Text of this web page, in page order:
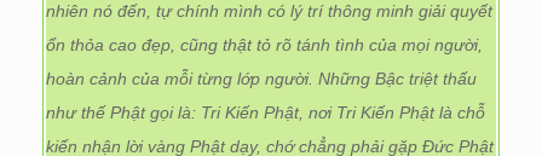
nhiên nó đến, tự chính mình có lý trí thông minh giải quyết
ổn thỏa cao đẹp, cũng thật tỏ rõ tánh tình của mọi người,
hoàn cảnh của mỗi từng lớp người. Những Bậc triệt thấu
như thế Phật gọi là: Tri Kiến Phật, nơi Tri Kiến Phật là chỗ
kiến nhận lời vàng Phật dạy, chớ chẳng phải gặp Đức Phật